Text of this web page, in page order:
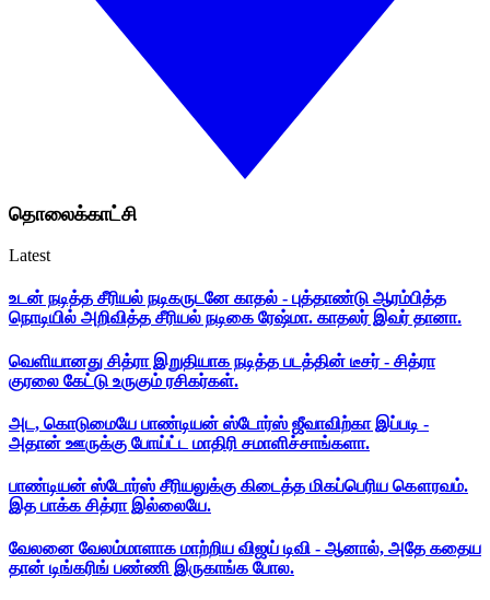
தொலைக்காட்சி
Latest
உடன் நடித்த சீரியல் நடிகருடனே காதல் - புத்தாண்டு ஆரம்பித்த
நொடியில் அறிவித்த சீரியல் நடிகை ரேஷ்மா. காதலர் இவர் தானா.
வெளியானது சித்ரா இறுதியாக நடித்த படத்தின் டீசர் - சித்ரா
குரலை கேட்டு உருகும் ரசிகர்கள்.
அட, கொடுமையே பாண்டியன் ஸ்டோர்ஸ் ஜீவாவிற்கா இப்படி -
அதான் ஊருக்கு போய்ட்ட மாதிரி சமாளிச்சாங்களா.
பாண்டியன் ஸ்டோர்ஸ் சீரியலுக்கு கிடைத்த மிகப்பெரிய கௌரவம்.
இத பாக்க சித்ரா இல்லையே.
வேலனை வேலம்மாளாக மாற்றிய விஜய் டிவி - ஆனால், அதே கதைய
தான் டிங்கரிங் பண்ணி இருகாங்க போல.